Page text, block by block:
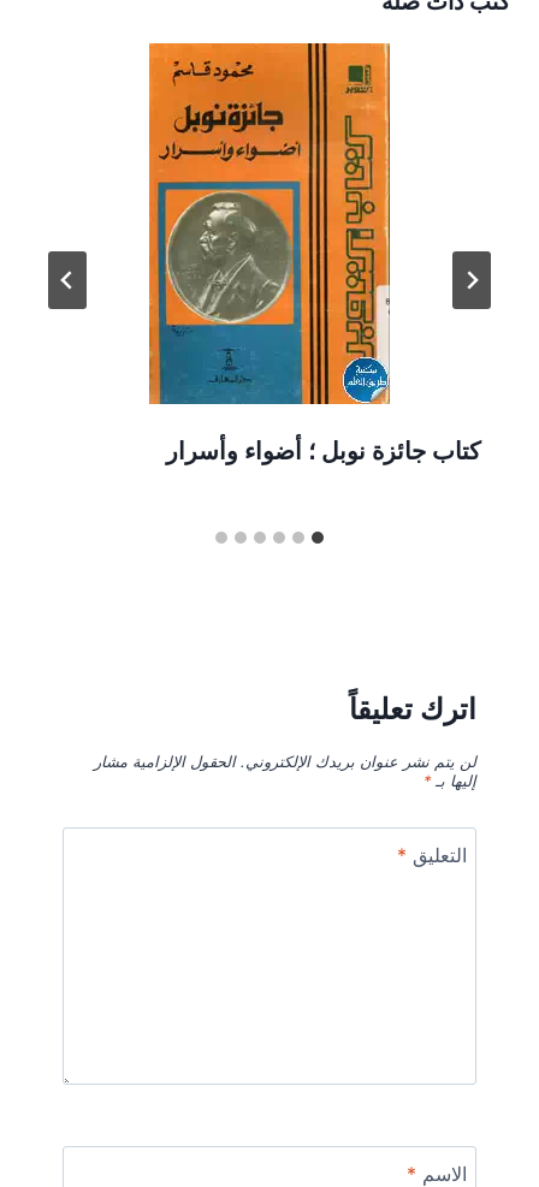
كتاب جائزة نوبل ؛ أضواء وأسرار
اترك تعليقاً
لن يتم نشر عنوان بريدك الإلكتروني. الحقول الإلزامية مشار
إليها بـ*
التعليق *
الاسم *